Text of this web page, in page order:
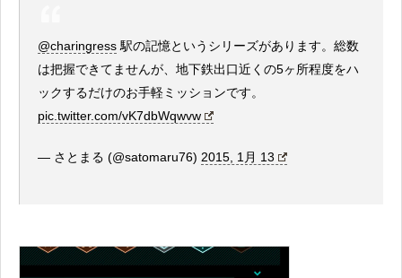
@charingress 駅の記憶というシリーズがあります。総数
は把握できてませんが、地下鉄出口近くの5ヶ所程度をハ
ックするだけのお手軽ミッションです。
pic.twitter.com/vK7dbWqwvw
— さとまる (@satomaru76) 2015, 1月 13